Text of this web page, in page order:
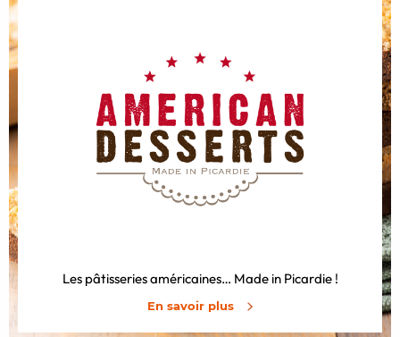
Les pâtisseries américaines… Made in Picardie !
En savoir plus